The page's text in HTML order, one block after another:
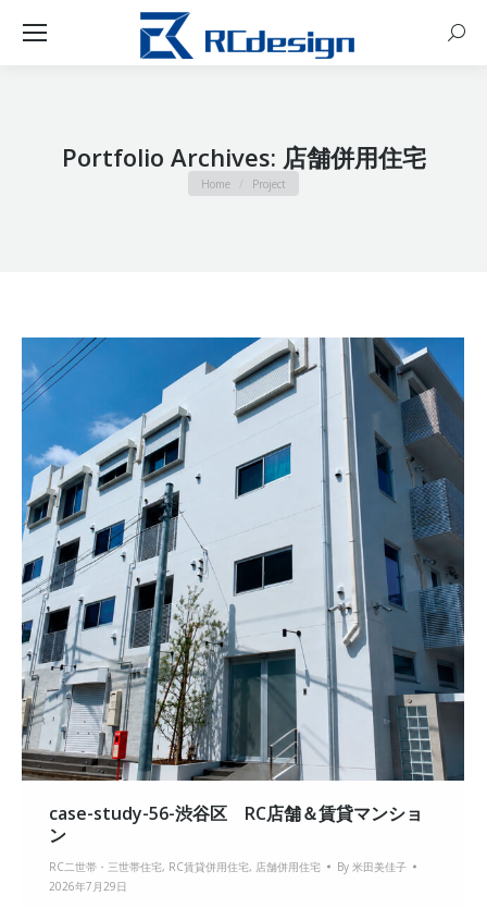
Portfolio Archives: 店舗併用住宅
You are here:
Home Project
case-study-56-渋谷区 RC店舗＆賃貸マンショ
ン
RC二世帯・三世帯住宅, RC賃貸併用住宅, 店舗併用住宅 By 米田美佳子
2026年7月29日